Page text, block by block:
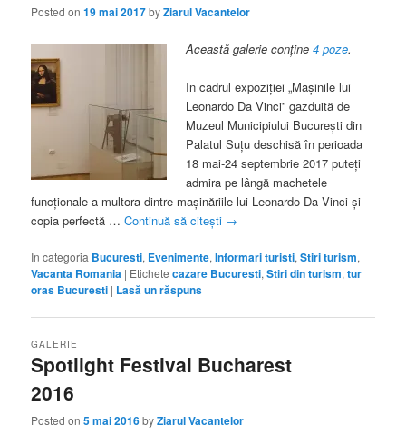
Posted on19 mai 2017byZiarul Vacantelor
Această galerie conține4 poze.
In cadrul expoziției „Mașinile lui
Leonardo Da Vinci” gazduită de
Muzeul Municipiului București din
Palatul Suțu deschisă în perioada
18 mai-24 septembrie 2017 puteți
admira pe lângă machetele
funcționale a multora dintre mașinăriile lui Leonardo Da Vinci și
copia perfectă …Continuă să citești →
În categoria Bucuresti, Evenimente,Informari turisti,Stiri turism,
Vacanta Romania | Etichete cazare Bucuresti,Stiri din turism,tur
oras Bucuresti | Lasă un răspuns
Spotlight Festival Bucharest
2016
GALERIE
Posted on5 mai 2016byZiarul Vacantelor